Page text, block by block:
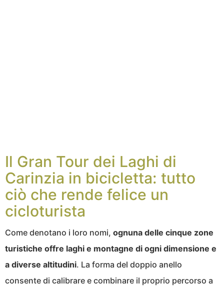
Il Gran Tour dei Laghi di
Carinzia in bicicletta: tutto
ciò che rende felice un
cicloturista
Come denotano i loro nomi, ognuna delle cinque zone
turistiche offre laghi e montagne di ogni dimensione e
a diverse altitudini. La forma del doppio anello
consente di calibrare e combinare il proprio percorso a